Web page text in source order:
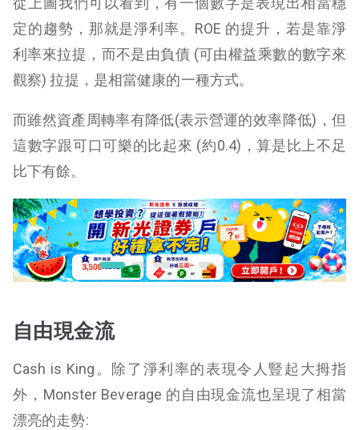
定的趨勢，那就是淨利率。ROE 的提升，若是靠淨
利率來拉提，而不是由負債 (可由權益乘數的數字來
觀察) 拉提，是相當健康的一種方式。
而雖然資產周轉率有降低(表示營運的效率降低)，但
這數字跟可口可樂的比起來 (約0.4)，算是比上不足
比下有餘。
自由現金流
Cash is King。除了淨利率的表現令人豎起大拇指
外，Monster Beverage 的自由現金流也呈現了相當
漂亮的走勢: